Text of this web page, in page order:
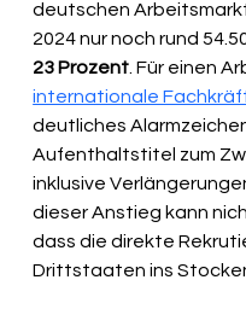
deutschen
2024 nur noch rund
23 Prozent . Für einen
internationale
deutliches
Aufenthaltstitel zum
inklusive
dieser Anstieg kann
dass die direkte
Drittstaaten ins